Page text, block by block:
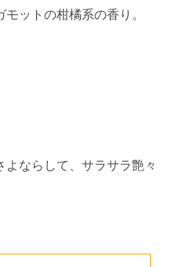
ットの柑橘系の香り。
ならして、サラサラ艶々